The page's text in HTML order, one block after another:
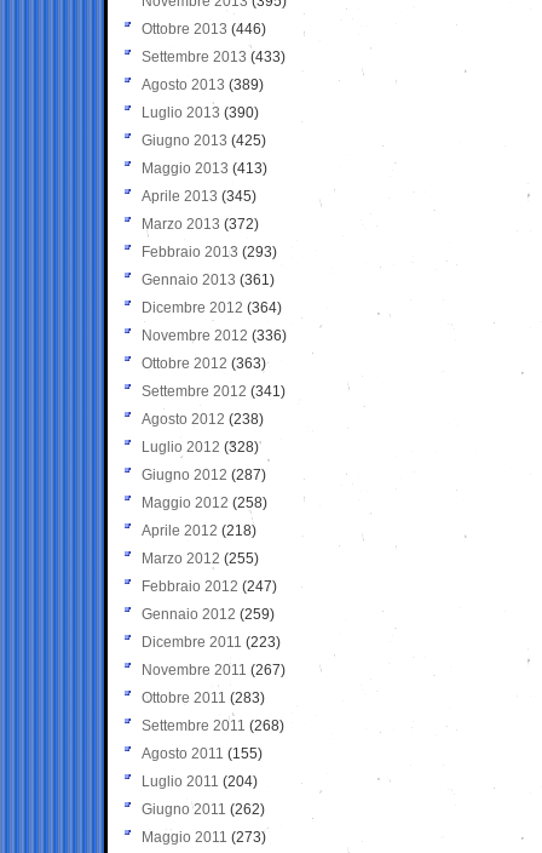
Ottobre 2013 (446)
Settembre 2013 (433)
Agosto 2013 (389)
Luglio 2013 (390)
Giugno 2013 (425)
Maggio 2013 (413)
Aprile 2013 (345)
Marzo 2013 (372)
Febbraio 2013 (293)
Gennaio 2013 (361)
Dicembre 2012 (364)
Novembre 2012 (336)
Ottobre 2012 (363)
Settembre 2012 (341)
Agosto 2012 (238)
Luglio 2012 (328)
Giugno 2012 (287)
Maggio 2012 (258)
Aprile 2012 (218)
Marzo 2012 (255)
Febbraio 2012 (247)
Gennaio 2012 (259)
Dicembre 2011 (223)
Novembre 2011 (267)
Ottobre 2011 (283)
Settembre 2011 (268)
Agosto 2011 (155)
Luglio 2011 (204)
Giugno 2011 (262)
Maggio 2011 (273)